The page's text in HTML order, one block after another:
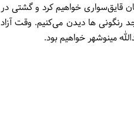
قایق‌سواری خواهیم کرد و گشتی در
ها دیدن می‌کنیم. وقت آزاد
مینوشهر خواهیم بود.